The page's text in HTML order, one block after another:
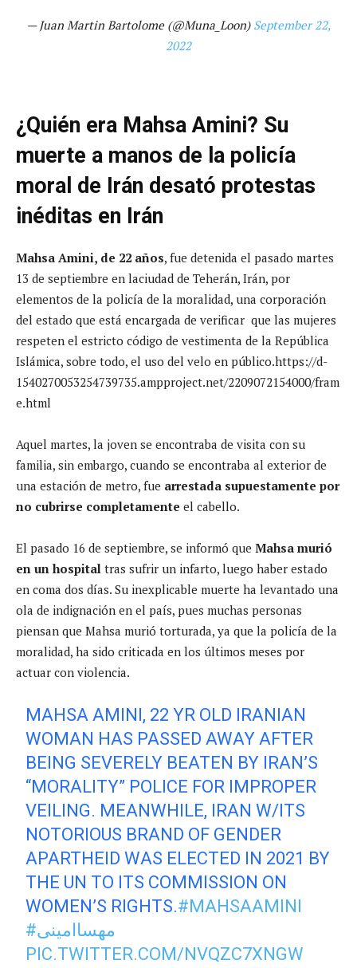
— Juan Martin Bartolome (@Muna_Loon) September 22,
2022
¿Quién era Mahsa Amini? Su
muerte a manos de la policía
moral de Irán desató protestas
inéditas en Irán
Mahsa Amini, de 22 años, fue detenida el pasado martes
13 de septiembre en laciudad de Teherán, Irán, por
elementos de la policía de la moralidad, una corporación
del estado que está encargada de verificar que las mujeres
respeten el estricto código de vestimenta de la República
Islámica, sobre todo, el uso del velo en público.https://d-
1540270053254739735.ampproject.net/2209072154000/fram
e.html
Aquel martes, la joven se encontraba de visita con su
familia, sin embargo, cuando se encontraba al exterior de
una estación de metro, fue arrestada supuestamente por
no cubrirse completamente el cabello.
El pasado 16 de septiembre, se informó que Mahsa murió
en un hospital tras sufrir un infarto, luego haber estado
en coma dos días. Su inexplicable muerte ha levantado una
ola de indignación en el país, pues muchas personas
piensan que Mahsa murió torturada, ya que la policía de la
moralidad, ha sido criticada en los últimos meses por
actuar con violencia.
MAHSA AMINI, 22 YR OLD IRANIAN
WOMAN HAS PASSED AWAY AFTER
BEING SEVERELY BEATEN BY IRAN’S
“MORALITY” POLICE FOR IMPROPER
VEILING. MEANWHILE, IRAN W/ITS
NOTORIOUS BRAND OF GENDER
APARTHEID WAS ELECTED IN 2021 BY
THE UN TO ITS COMMISSION ON
WOMEN’S RIGHTS.#MAHSAAMINI
#مهساامینی
PIC.TWITTER.COM/NVQZC7XNGW